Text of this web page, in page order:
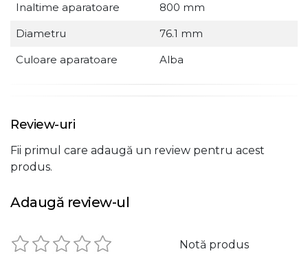
Inaltime aparatoare
800 mm
Diametru
76.1 mm
Culoare aparatoare
Alba
Review-uri
Fii primul care adaugă un review pentru acest
produs.
Adaugă review-ul
Notă produs